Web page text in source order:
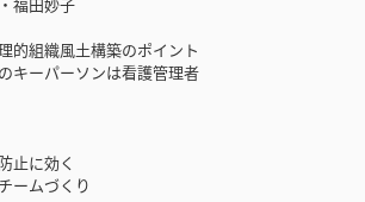
的組織風土構築のポイント
キーパーソンは看護管理者
止に効く
ームづくり